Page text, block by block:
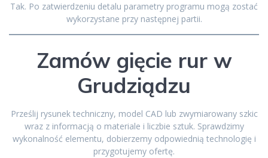
Tak. Po zatwierdzeniu detalu parametry programu mogą zostać
wykorzystane przy następnej partii.
Zamów gięcie rur w
Grudziądzu
Prześlij rysunek techniczny, model CAD lub zwymiarowany szkic
wraz z informacją o materiale i liczbie sztuk. Sprawdzimy
wykonalność elementu, dobierzemy odpowiednią technologię i
przygotujemy ofertę.